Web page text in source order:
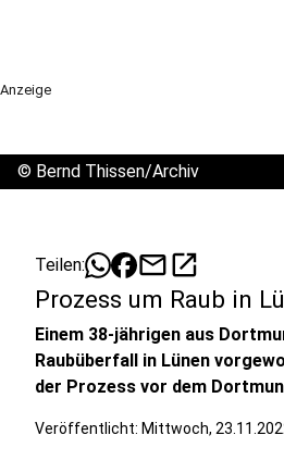
Anzeige
© Bernd Thissen/Archiv
Teilen: mailopen_in_new
Prozess um Raub in
Einem 38-jährigen aus
Raubüberfall in Lünen
der Prozess vor dem
Veröffentlicht: Mittwoch,